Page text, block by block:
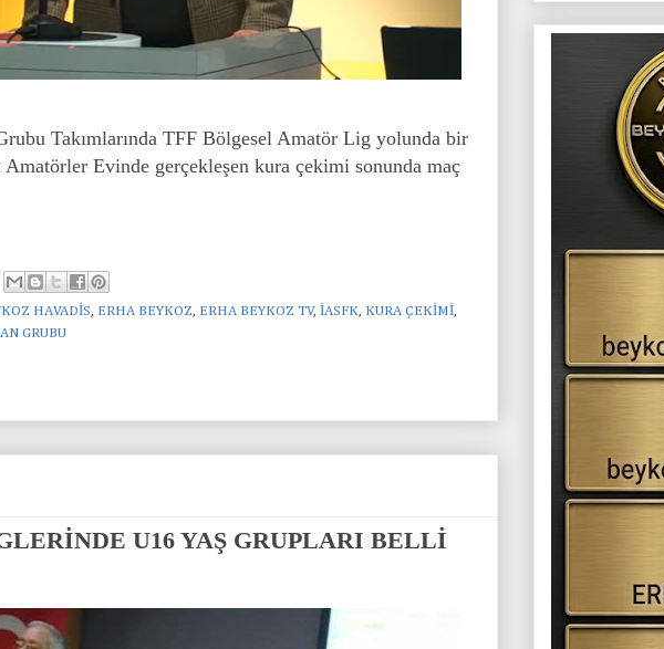
Takımlarında TFF Bölgesel Amatör Lig yolunda bir
Evinde gerçekleşen kura çekimi sonunda maç
HAVADİS ERHA BEYKOZ ERHA BEYKOZ TV, İASFK KURA ÇEKİMİ
GRUBU
U16 YAŞ GRUPLARI BELLİ